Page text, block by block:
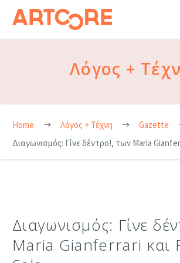
Λόγος +
Home Λόγος + Τέχνη
Gazette
Διαγωνισμός: Γίνε δέντρο!, των Maria
Διαγωνισμός: Γίνε
Maria Gianferrari και